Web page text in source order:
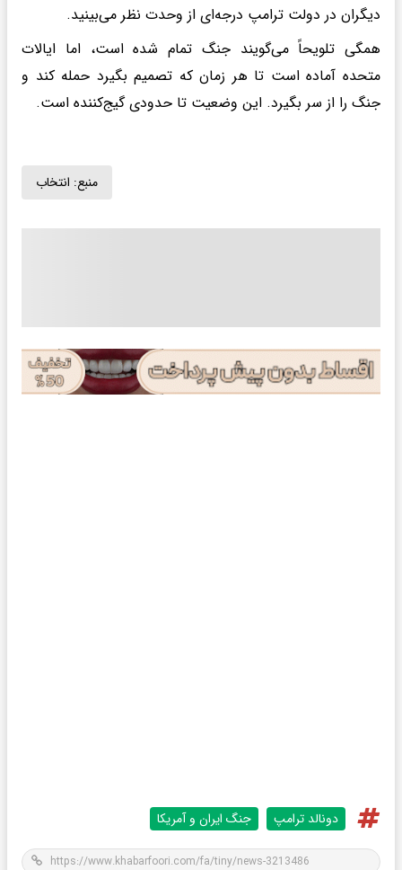
دیگران در دولت ترامپ درجه‌ای از وحدت نظر می‌بینید.
همگی تلویحاً می‌گویند جنگ تمام شده است، اما ایالات
متحده آماده است تا هر زمان که تصمیم بگیرد حمله کند و
جنگ را از سر بگیرد. این وضعیت تا حدودی گیج‌کننده است.
منبع: انتخاب
دونالد ترامپ جنگ ایران و آمریکا